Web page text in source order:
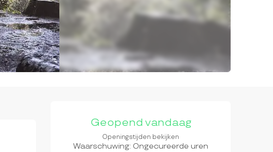
OPENINGSTIJDEN EN
Geopend vandaag
Openingstijden bekijken
Waarschuwing: Ongecureerde uren